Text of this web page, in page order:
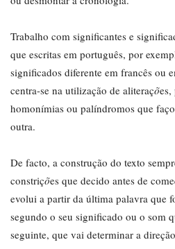
Trabalho com significantes e
que escritas em português, por
significados diferente em francês ou
centra-se na utilização de aliterações,
homonímias ou palíndromos que
outra.
De facto, a construção do texto
constrições que decido antes de
evolui a partir da última palavra que
segundo o seu significado ou o som
seguinte, que vai determinar a